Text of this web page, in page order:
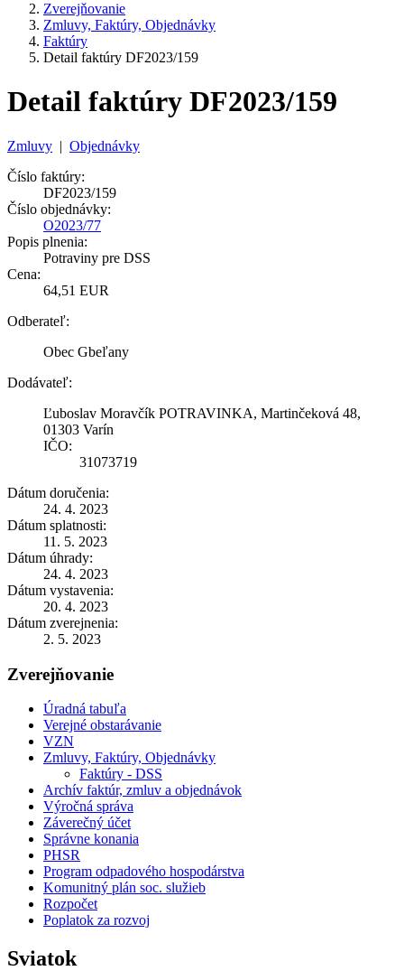
Zverejňovanie
Zmluvy, Faktúry, Objednávky
Faktúry
Detail faktúry DF2023/159
Detail faktúry DF2023/159
Zmluvy | Objednávky
Číslo faktúry:
DF2023/159
Číslo objednávky:
O2023/77
Popis plnenia:
Potraviny pre DSS
Cena:
64,51 EUR
Odberateľ:
Obec Gbeľany
Dodávateľ:
Ľuboslav Moravčík POTRAVINKA, Martinčeková 48,
01303 Varín
IČO:
31073719
Dátum doručenia:
24. 4. 2023
Dátum splatnosti:
11. 5. 2023
Dátum úhrady:
24. 4. 2023
Dátum vystavenia:
20. 4. 2023
Dátum zverejnenia:
2. 5. 2023
Zverejňovanie
Úradná tabuľa
Verejné obstarávanie
VZN
Zmluvy, Faktúry, Objednávky
Faktúry - DSS
Archív faktúr, zmluv a objednávok
Výročná správa
Záverečný účet
Správne konania
PHSR
Program odpadového hospodárstva
Komunitný plán soc. služieb
Rozpočet
Poplatok za rozvoj
Sviatok